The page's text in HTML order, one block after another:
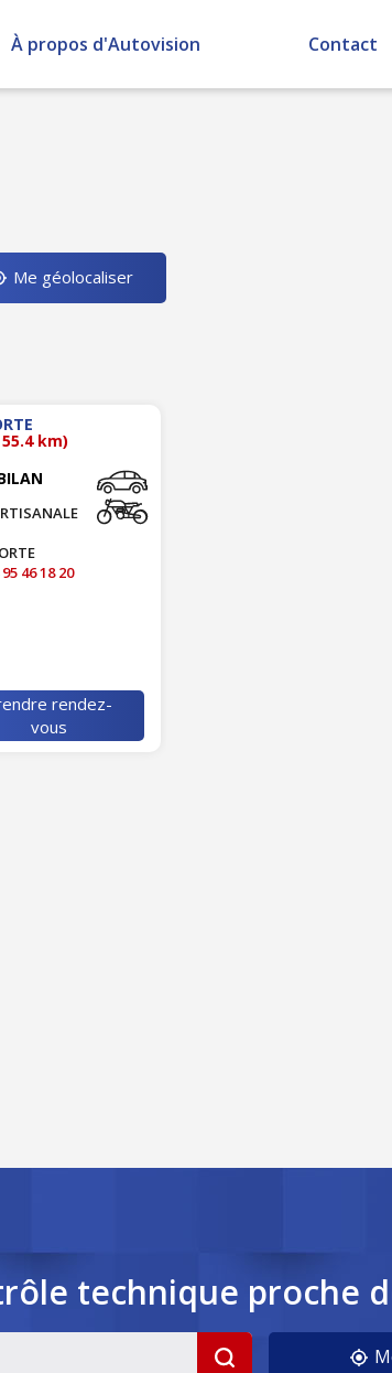
À propos d'Autovision Contact
Me géolocaliser
km)
46 18 20
rendez-
vous
technique proche